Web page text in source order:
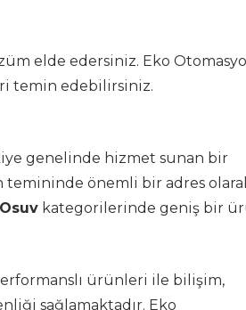
elde edersiniz. Eko
temin edebilirsiniz.
genelinde hizmet sunan bir
temininde önemli bir adres
kategorilerinde geniş bir
ürünleri ile bilişim,
sağlamaktadır. Eko